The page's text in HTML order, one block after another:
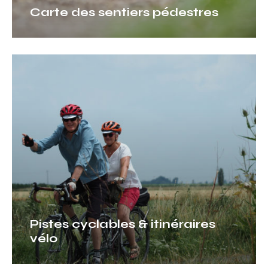
Carte des sentiers pédestres
Pistes cyclables & itinéraires
vélo